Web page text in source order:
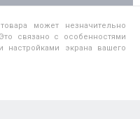
может незначительно
связано с особенностями
настройками экрана вашего